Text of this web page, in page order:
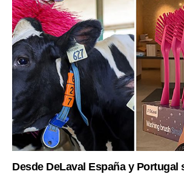
Desde DeLaval España y Portugal